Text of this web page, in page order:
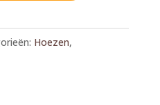
Hoezen,